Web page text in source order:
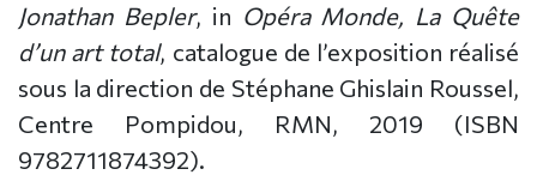
Jonathan Bepler, in Opéra Monde, La Quête
d’un art total, catalogue de l’exposition réalisé
sous la direction de Stéphane Ghislain Roussel,
Centre Pompidou, RMN, 2019 (ISBN
9782711874392).